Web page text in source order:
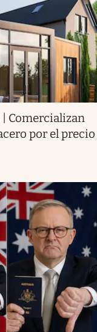
Comercializan
por el precio